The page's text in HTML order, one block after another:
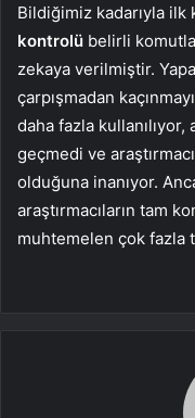
Bildiğimiz kadarıyla ilk
kontrolü belirli
zekaya verilmiştir.
çarpışmadan
daha fazla
geçmedi ve
olduğuna inanıyor.
araştırmacıların tam
muhtemelen çok fazla